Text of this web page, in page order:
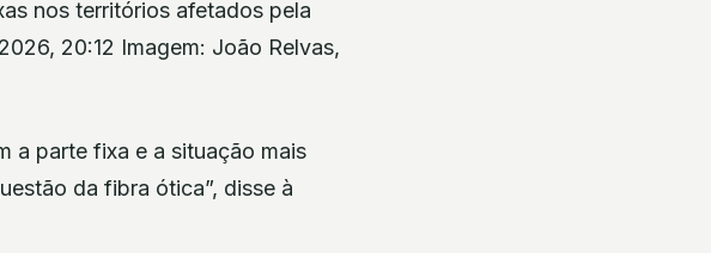
nos territórios afetados pela
20:12 Imagem: João Relvas,
a parte fixa e a situação mais
da fibra ótica”, disse à